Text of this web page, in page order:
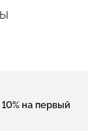
на первый